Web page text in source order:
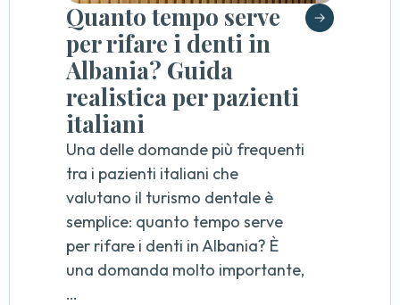
Quanto tempo serve
per rifare i denti in
Albania? Guida
realistica per pazienti
italiani
Una delle domande più frequenti
tra i pazienti italiani che
valutano il turismo dentale è
semplice: quanto tempo serve
per rifare i denti in Albania? È
una domanda molto importante,
…